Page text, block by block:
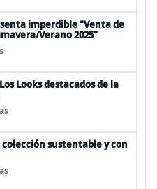
imperdible "Venta de
Verano 2025"
Looks destacados de la
sustentable y con